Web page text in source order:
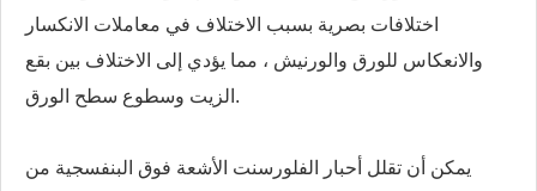
اختلافات بصرية بسبب الاختلاف في معاملات الانكسار
والانعكاس للورق والورنيش ، مما يؤدي إلى الاختلاف بين بقع
الزيت وسطوع سطح الورق.
يمكن أن تقلل أحبار الفلورسنت الأشعة فوق البنفسجية من